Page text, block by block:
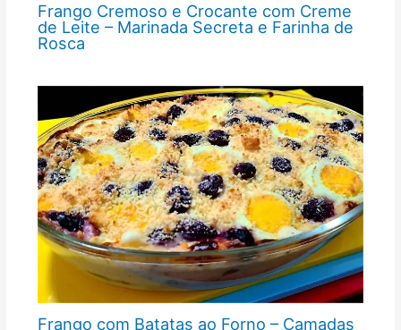
Frango Cremoso e Crocante com Creme
de Leite – Marinada Secreta e Farinha de
Rosca
Frango com Batatas ao Forno – Camadas